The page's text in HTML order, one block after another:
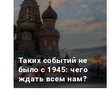
Таких событий не
было с 1945: чего
ждать всем нам?